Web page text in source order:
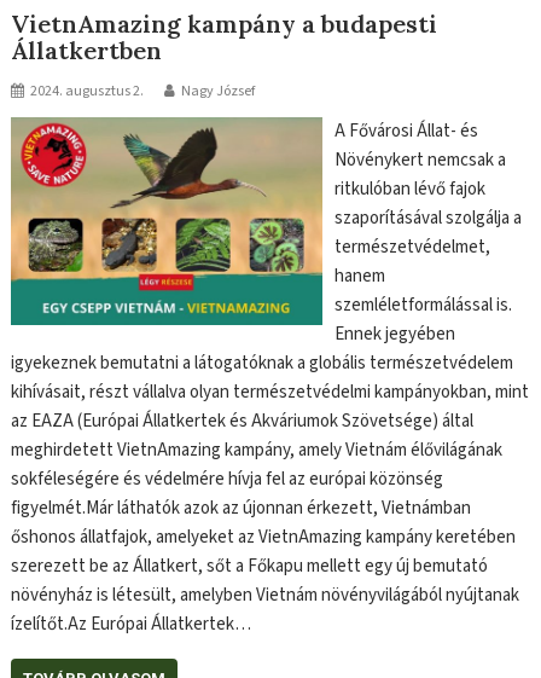
VietnAmazing kampány a budapesti
Állatkertben
2024. augusztus 2. Nagy József
A Fővárosi Állat- és
Növénykert nemcsak a
ritkulóban lévő fajok
szaporításával szolgálja a
természetvédelmet,
hanem
szemléletformálással is.
Ennek jegyében
igyekeznek bemutatni a látogatóknak a globális természetvédelem
kihívásait, részt vállalva olyan természetvédelmi kampányokban, mint
az EAZA (Európai Állatkertek és Akváriumok Szövetsége) által
meghirdetett VietnAmazing kampány, amely Vietnám élővilágának
sokféleségére és védelmére hívja fel az európai közönség
figyelmét.Már láthatók azok az újonnan érkezett, Vietnámban
őshonos állatfajok, amelyeket az VietnAmazing kampány keretében
szerezett be az Állatkert, sőt a Főkapu mellett egy új bemutató
növényház is létesült, amelyben Vietnám növényvilágából nyújtanak
ízelítőt.Az Európai Állatkertek…